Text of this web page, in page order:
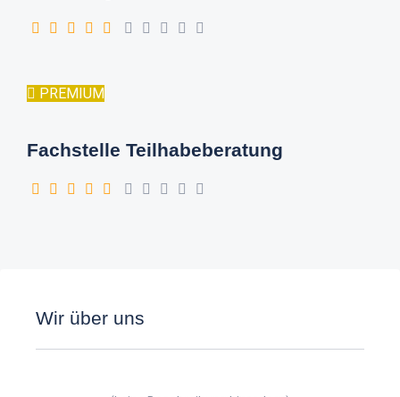
PREMIUM
Fachstelle Teilhabeberatung
Wir über uns